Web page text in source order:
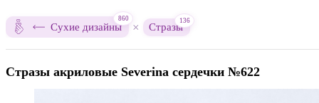
Сухие дизайны
860
× Стразы
136
Стразы акриловые Severina сердечки №622